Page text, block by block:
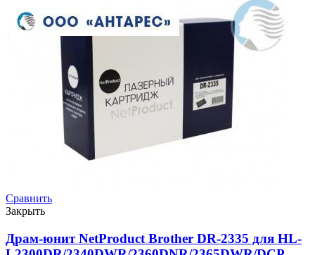
Сравнить
Закрыть
Драм-юнит NetProduct Brother DR-2335 для HL-